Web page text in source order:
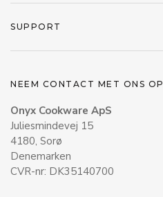
SUPPORT
NEEM CONTACT MET ONS OP
Onyx Cookware ApS
Juliesmindevej 15
4180, Sorø
Denemarken
CVR-nr: DK35140700